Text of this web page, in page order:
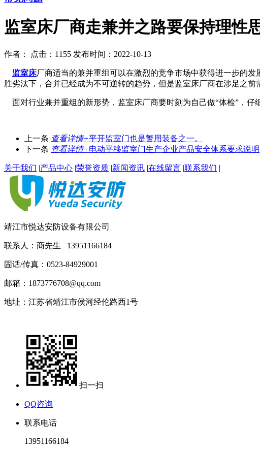
监室床厂商走兼并之路要保持理性
作者： 点击：1155 发布时间：2022-10-13
监室床厂商适当的兼并重组可以在激烈的竞争市场中获得进一步的
胜劣汰下，合并已经成为不可逆转的趋势，但是监室床厂商在涉足之前
面对行业兼并重组的新形势，监室床厂商要时刻为自己做“体检”，仔
上一条 查看详情+平开监室门也是警用装备之一。
下一条 查看详情+电动平移监室门生产企业产品安全体系要求说明
关于我们 |产品中心 |荣誉资质 |新闻资讯 |在线留言 |联系我们 |
靖江市悦达安防设备有限公司
联系人：商先生 13951166184
固话/传真：0523-84929001
邮箱：1873776708@qq.com
地址：江苏省靖江市侯河经伦路西1号
扫一扫
QQ咨询
联系电话
13951166184